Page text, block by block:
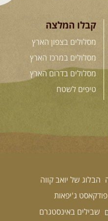
קבלו המלצה
מסלולים בצפון הארץ
מסלולים במרכז הארץ
מסלולים בדרום הארץ
טיפים לשטח
הבלוג של יואב קווה
פודקאסט ג'יפאות
שבילים באינסטגרם